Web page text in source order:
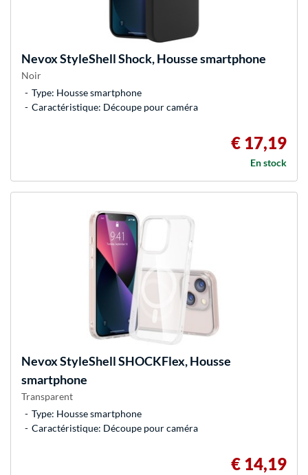
NevoxStyleShell Shock, Housse smartphone
Noir
Type: Housse smartphone
Caractéristique: Découpe pour caméra
€ 17,19
En stock
NevoxStyleShell SHOCKFlex, Housse
smartphone
Transparent
Type: Housse smartphone
Caractéristique: Découpe pour caméra
€ 14,19